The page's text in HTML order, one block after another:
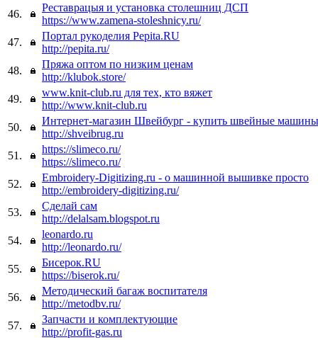
46.
Реставрацыя и установка столешниц ДСП
https://www.zamena-stoleshnicy.ru/
47.
Портал рукоделия Pepita.RU
http://pepita.ru/
48.
Пряжа оптом по низким ценам
http://klubok.store/
49.
www.knit-club.ru для тех, кто вяжет
http://www.knit-club.ru
50.
Интернет-магазин Швейбург - купить швейные
http://shveibrug.ru
51.
https://slimeco.ru/
https://slimeco.ru/
52.
Embroidery-Digitizing.ru - о машинной вышивке просто
http://embroidery-digitizing.ru/
53.
Сделай сам
http://delalsam.blogspot.ru
54.
leonardo.ru
http://leonardo.ru/
55.
Бисерок.RU
https://biserok.ru/
56.
Методический багаж воспитателя
http://metodbv.ru/
57.
Запчасти и комплектующие
http://profit-gas.ru